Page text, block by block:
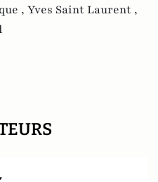
, Yves Saint Laurent ,